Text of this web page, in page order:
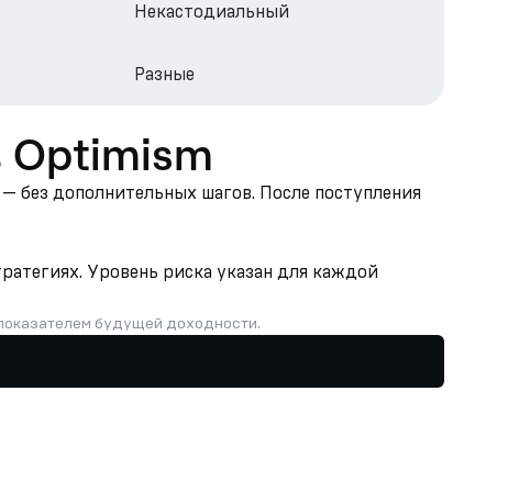
Некастодиальный
Разные
Optimism
без дополнительных шагов. После поступления
Уровень риска указан для каждой
будущей доходности.